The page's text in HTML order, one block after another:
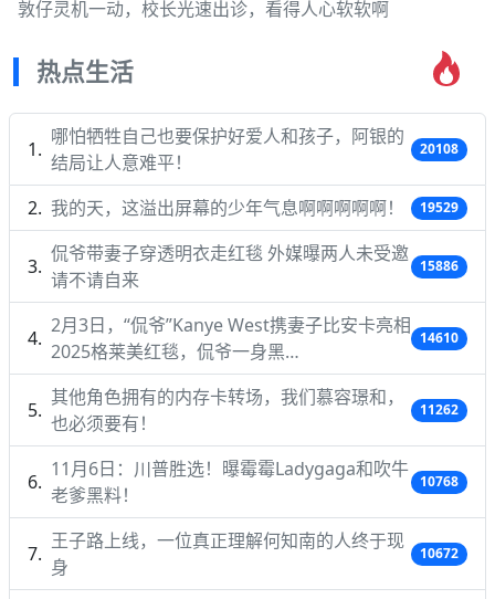
敦仔灵机一动，校长光速出诊，看得人心软软啊
热点生活
哪怕牺牲自己也要保护好爱人和孩子，阿银的
结局让人意难平！
20108
我的天，这溢出屏幕的少年气息啊啊啊啊啊！ 19529
侃爷带妻子穿透明衣走红毯 外媒曝两人未受邀
请不请自来
15886
2月3日，“侃爷”Kanye West携妻子比安卡亮相
2025格莱美红毯，侃爷一身黑…
14610
其他角色拥有的内存卡转场，我们慕容璟和，
也必须要有！
11262
11月6日：川普胜选！曝霉霉Ladygaga和吹牛
老爹黑料！
10768
王子路上线，一位真正理解何知南的人终于现
身
10672